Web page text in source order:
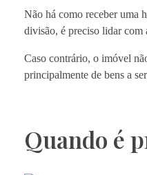
Não há como receber uma
divisão, é preciso lidar com
Caso contrário, o imóvel
principalmente de bens a
Quando é